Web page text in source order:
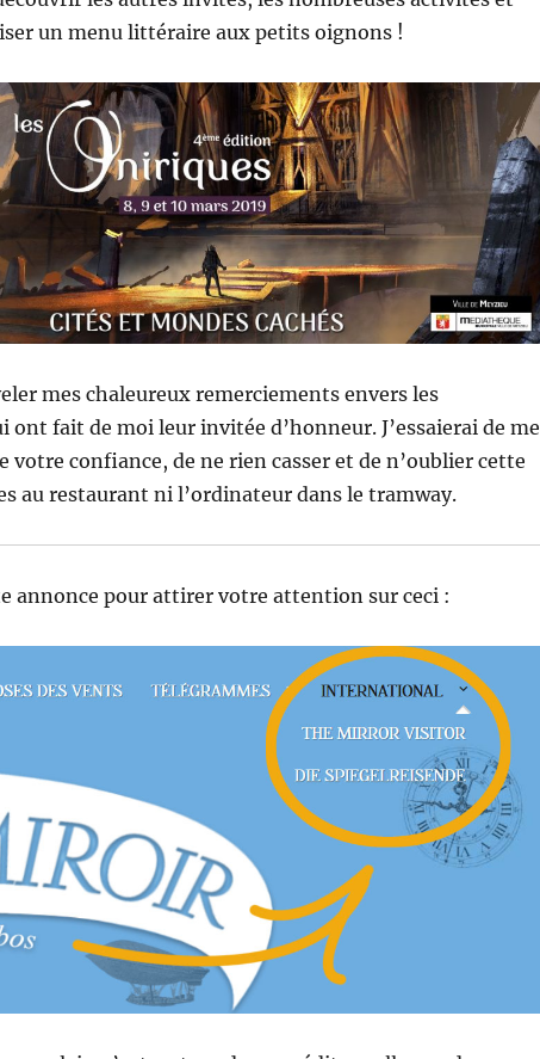
un menu littéraire aux petits oignons !
mes chaleureux remerciements envers les
ont fait de moi leur invitée d’honneur. J’essaierai de me
votre confiance, de ne rien casser et de n’oublier cette
au restaurant ni l’ordinateur dans le tramway.
annonce pour attirer votre attention sur ceci :